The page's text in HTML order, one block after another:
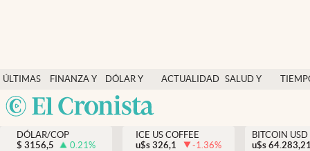
ÚLTIMAS
NOTICIAS
FINANZA Y
ECONOMÍA
DÓLAR Y
MERCADOS
ACTUALIDAD SALUD Y
México
Salud y nutrición
Vida espiritual
Actualidad
DÓLAR/COP
$ 3156,5 0.21%
ICE US COFFEE
u$s 326,1 -1.36%
BITCOIN USD
u$s